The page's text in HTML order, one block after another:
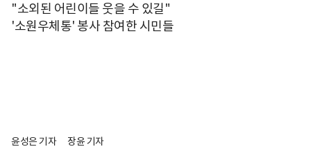
"소외된 어린이들 웃을 수 있길"
'소원우체통' 봉사 참여한 시민들
윤성은 기자
장윤 기자